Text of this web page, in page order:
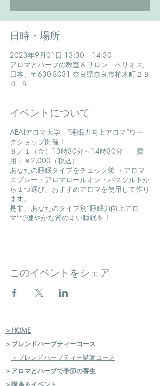
日時・場所
2023年9月01日 13:30 – 14:30
アロマとハーブの教室＆サロン ヘリオス,
日本、〒630-8031 奈良県奈良市柏木町２９
０−５
イベントについて
AEAJアロマ大学 ”睡眠力向上アロマ”ワー
クショップ開催！
９／１（金）13時30分～14時30分 費
用：￥2,000（税込）
あなたの睡眠タイプをチェック後 ​・アロマ
スプレー・アロマロールオン・バスソルトか
ら１つ選び、おすすめアロマを使用して作り
ます。
是非、あなたのタイプ別”睡眠力向上アロ
マ”で健やかな質のよい睡眠を！
このイベントをシェア
＞HOME
＞ブレンドハーブティーコース
＞ブレンドハーブティー講師コース
＞アロマとハーブで季節の養生